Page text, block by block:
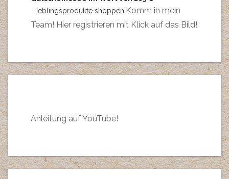
Lieblingsprodukte shoppen! Komm in mein
Team! Hier registrieren mit Klick auf das Bild!
Anleitung auf YouTube!